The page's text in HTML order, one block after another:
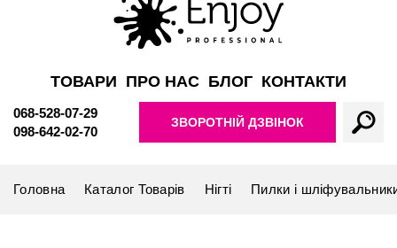
ТОВАРИ ПРО НАС БЛОГ КОНТАКТИ
068-528-07-29
098-642-02-70
ЗВОРОТНІЙ ДЗВІНОК
Головна Каталог Товарів Нігті Пилки і